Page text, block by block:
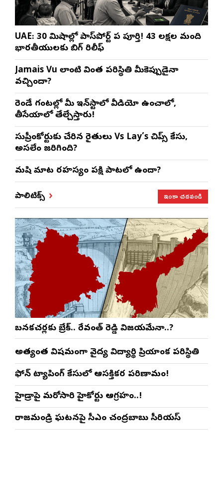
UAE: 30 నిమిషాల్లో పాస్‌పోర్ట్ పని పూర్తి! 43 లక్షల మంది
భారతీయులకు బిగ్ రిలీఫ్
Jamais Vu లాంటి వింత పరిస్థితి మీకెప్పుడైనా
వచ్చిందా?
రెండే గంటల్లో మీ ఇన్‌స్టాలో వీడియో ఉంచాలో,
తీసేయాలో తేల్చేస్తారు!
సుప్రీంకోర్టుకు చేరిన రైతులు Vs Lay’s చిప్స్‌ కేసు,
అసలేం జరిగింది?
మనిషి మాట రహస్యం పక్షి పాటలో ఉందా?
పాలిటిక్స్ ఇంకా చదవండి
బనకచర్లకు బ్రేక్.. రేవంత్ రెడ్డి విజయమేనా..?
అత్యంత విషమంగా వైద్య విద్యార్థిని ప్రియాంక పరిస్థితి
ఫోన్ ట్యాపింగ్ కేసులో ఆసక్తికర పరిణామం!
హైడ్రాపై మరోసారి హైకోర్టు ఆగ్రహం..!
రాజమండ్రి ఘటనపై సీఎం చంద్రబాబు సీరియస్